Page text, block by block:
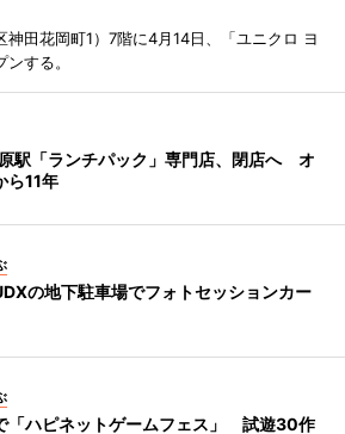
神田花岡町1）7階に4月14日、「ユニクロ ヨ
する。
駅「ランチパック」専門店、閉店へ オ
ら11年
の地下駐車場でフォトセッションカー
「ハピネットゲームフェス」 試遊30作